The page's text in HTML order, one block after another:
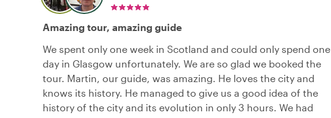
Amazing tour, amazing guide
We spent only one week in Scotland and could only spend one
day in Glasgow unfortunately. We are so glad we booked the
tour. Martin, our guide, was amazing. He loves the city and
knows its history. He managed to give us a good idea of the
history of the city and its evolution in only 3 hours. We had